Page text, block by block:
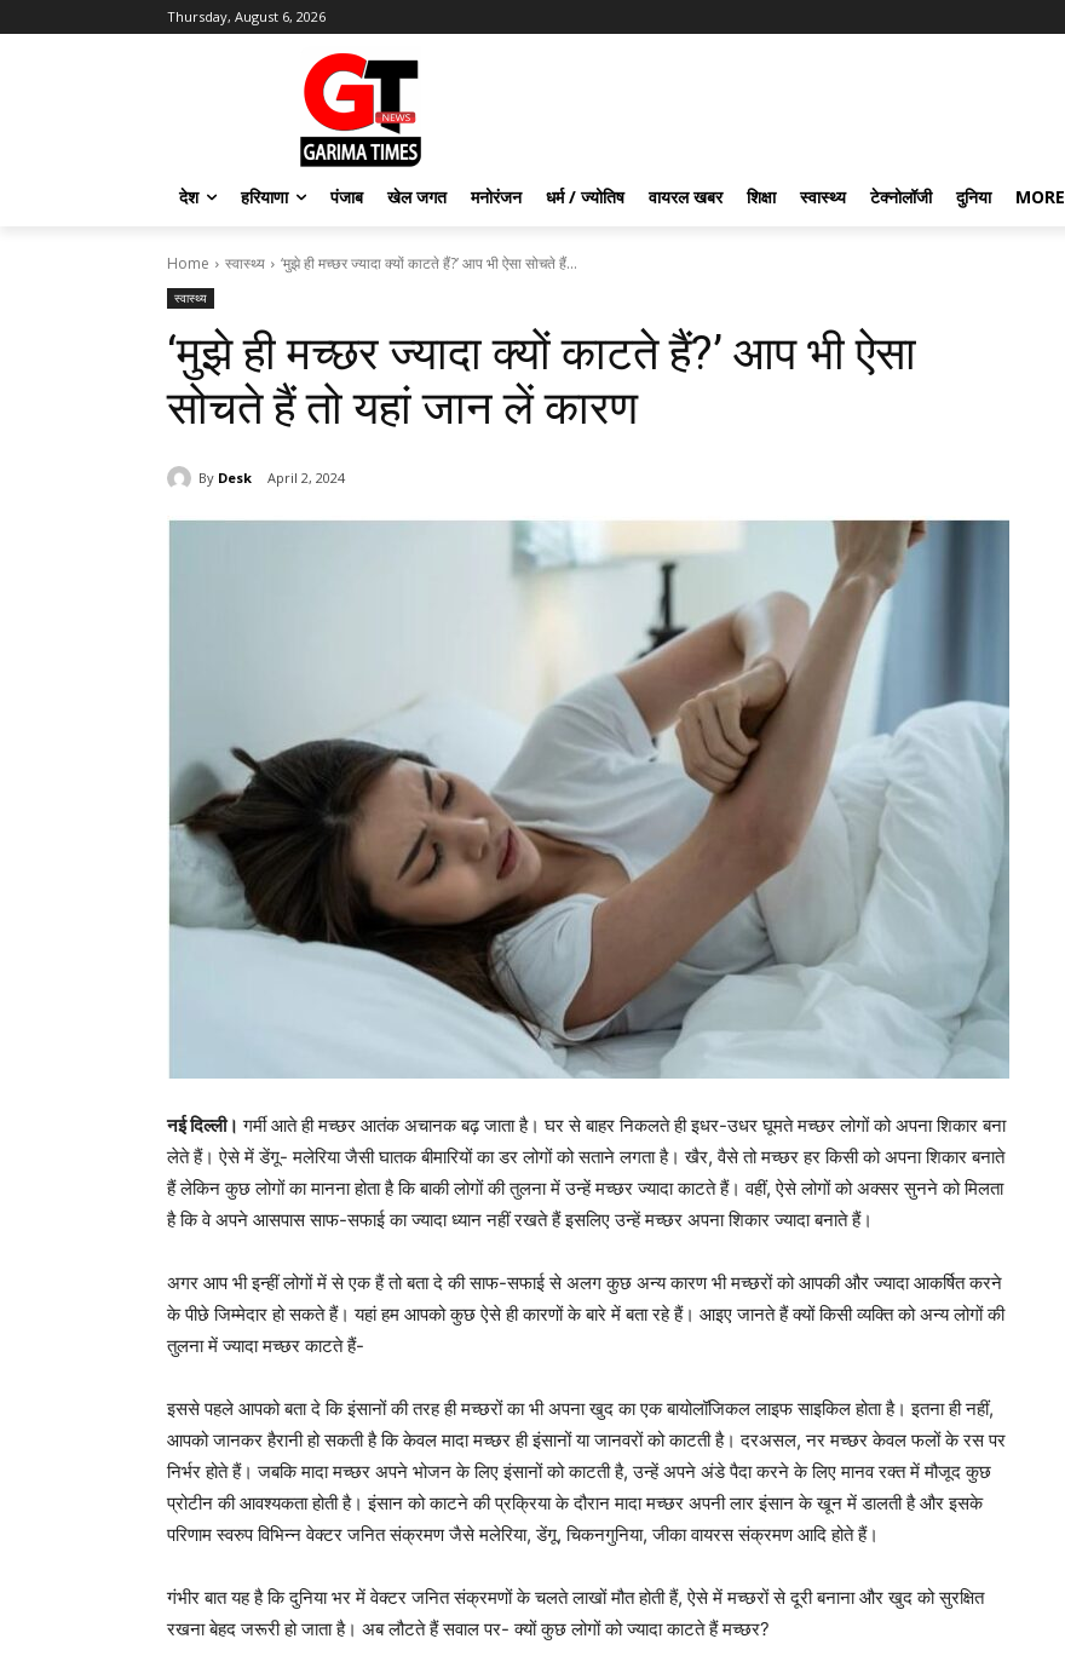
Thursday, August 6, 2026
देश हरियाणा पंजाब खेल जगत मनोरंजन धर्म / ज्योतिष वायरल खबर शिक्षा स्वास्थ्य टेक्नोलॉजी दुनिया MORE
Home स्वास्थ्य ‘मुझे ही मच्छर ज्यादा क्यों काटते हैं?’ आप भी ऐसा सोचते हैं...
स्वास्थ्य
‘मुझे ही मच्छर ज्यादा क्यों काटते हैं?’ आप भी ऐसा
सोचते हैं तो यहां जान लें कारण
By Desk April 2, 2024
नई दिल्ली। गर्मी आते ही मच्छर आतंक अचानक बढ़ जाता है। घर से बाहर निकलते ही इधर-उधर घूमते मच्छर लोगों को अपना शिकार बना
लेते हैं। ऐसे में डेंगू- मलेरिया जैसी घातक बीमारियों का डर लोगों को सताने लगता है। खैर, वैसे तो मच्छर हर किसी को अपना शिकार बनाते
हैं लेकिन कुछ लोगों का मानना होता है कि बाकी लोगों की तुलना में उन्हें मच्छर ज्यादा काटते हैं। वहीं, ऐसे लोगों को अक्सर सुनने को मिलता
है कि वे अपने आसपास साफ-सफाई का ज्यादा ध्यान नहीं रखते हैं इसलिए उन्हें मच्छर अपना शिकार ज्यादा बनाते हैं।
अगर आप भी इन्हीं लोगों में से एक हैं तो बता दे की साफ-सफाई से अलग कुछ अन्य कारण भी मच्छरों को आपकी और ज्यादा आकर्षित करने
के पीछे जिम्मेदार हो सकते हैं। यहां हम आपको कुछ ऐसे ही कारणों के बारे में बता रहे हैं। आइए जानते हैं क्यों किसी व्यक्ति को अन्य लोगों की
तुलना में ज्यादा मच्छर काटते हैं-
इससे पहले आपको बता दे कि इंसानों की तरह ही मच्छरों का भी अपना खुद का एक बायोलॉजिकल लाइफ साइकिल होता है। इतना ही नहीं,
आपको जानकर हैरानी हो सकती है कि केवल मादा मच्छर ही इंसानों या जानवरों को काटती है। दरअसल, नर मच्छर केवल फलों के रस पर
निर्भर होते हैं। जबकि मादा मच्छर अपने भोजन के लिए इंसानों को काटती है, उन्हें अपने अंडे पैदा करने के लिए मानव रक्त में मौजूद कुछ
प्रोटीन की आवश्यकता होती है। इंसान को काटने की प्रक्रिया के दौरान मादा मच्छर अपनी लार इंसान के खून में डालती है और इसके
परिणाम स्वरुप विभिन्न वेक्टर जनित संक्रमण जैसे मलेरिया, डेंगू, चिकनगुनिया, जीका वायरस संक्रमण आदि होते हैं।
गंभीर बात यह है कि दुनिया भर में वेक्टर जनित संक्रमणों के चलते लाखों मौत होती हैं, ऐसे में मच्छरों से दूरी बनाना और खुद को सुरक्षित
रखना बेहद जरूरी हो जाता है। अब लौटते हैं सवाल पर- क्यों कुछ लोगों को ज्यादा काटते हैं मच्छर?